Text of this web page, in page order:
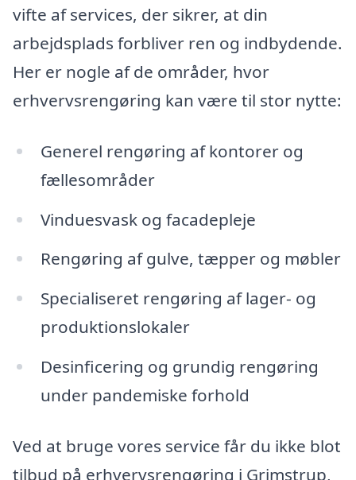
vifte af services, der sikrer, at din
arbejdsplads forbliver ren og indbydende.
Her er nogle af de områder, hvor
erhvervsrengøring kan være til stor nytte:
Generel rengøring af kontorer og
fællesområder
Vinduesvask og facadepleje
Rengøring af gulve, tæpper og møbler
Specialiseret rengøring af lager- og
produktionslokaler
Desinficering og grundig rengøring
under pandemiske forhold
Ved at bruge vores service får du ikke blot
tilbud på erhvervsrengøring i Grimstrup,